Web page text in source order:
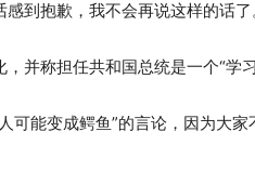
到抱歉，我不会再说这样的话了
并称担任共和国总统是一个“学习
可能变成鳄鱼”的言论，因为大